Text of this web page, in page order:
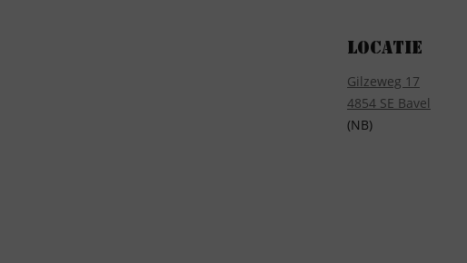
Locatie
Gilzeweg 17
4854 SE Bavel
(NB)